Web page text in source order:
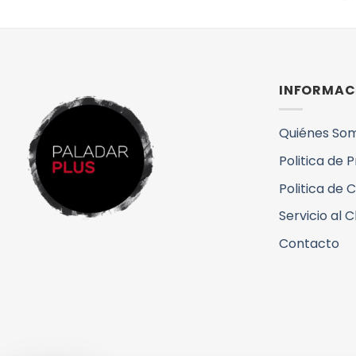
Quiénes
Politica de
Politica de
Servicio al
Contacto